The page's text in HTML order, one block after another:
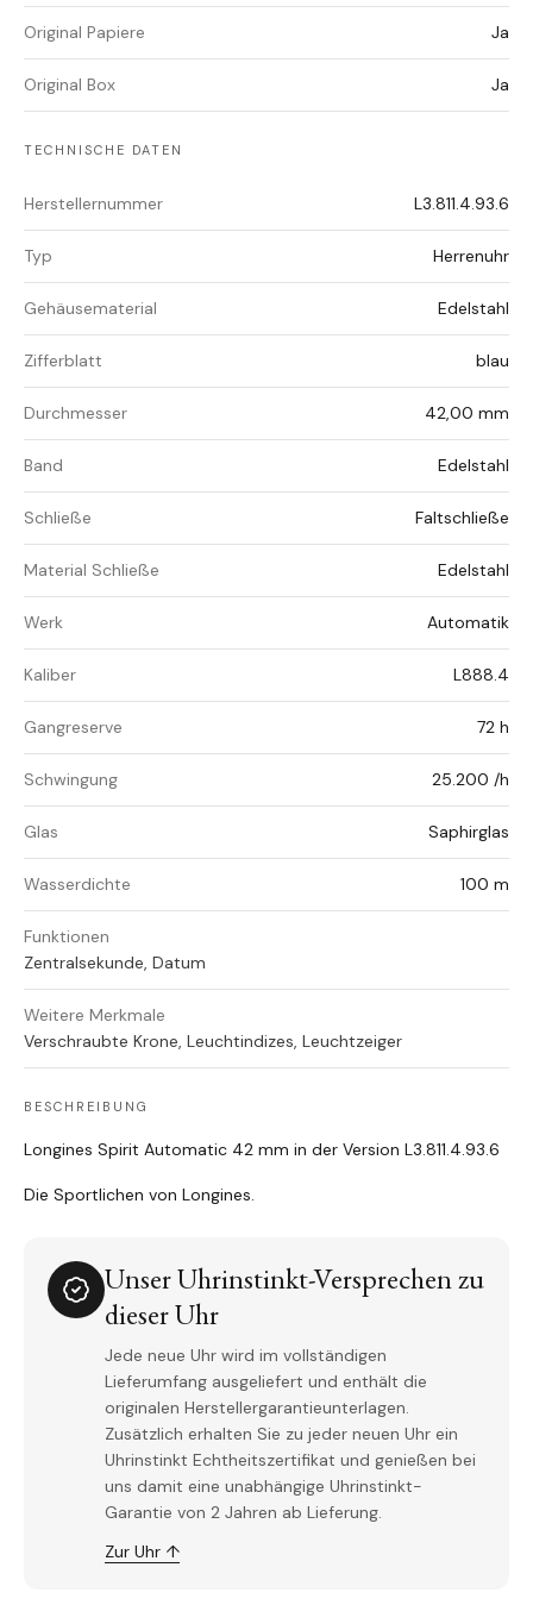
Original Papiere Ja
Original Box Ja
TECHNISCHE DATEN
Herstellernummer L3.811.4.93.6
Typ Herrenuhr
Gehäusematerial Edelstahl
Zifferblatt blau
Durchmesser 42,00 mm
Band Edelstahl
Schließe Faltschließe
Material Schließe Edelstahl
Werk Automatik
Kaliber L888.4
Gangreserve 72 h
Schwingung 25.200 /h
Glas Saphirglas
Wasserdichte 100 m
Funktionen
Zentralsekunde, Datum
Weitere Merkmale
Verschraubte Krone, Leuchtindizes, Leuchtzeiger
BESCHREIBUNG
Longines Spirit Automatic 42 mm in der Version L3.811.4.93.6
Die Sportlichen von Longines.
Unser Uhrinstinkt-Versprechen zu
dieser Uhr
Jede neue Uhr wird im vollständigen
Lieferumfang ausgeliefert und enthält die
originalen Herstellergarantieunterlagen.
Zusätzlich erhalten Sie zu jeder neuen Uhr ein
Uhrinstinkt Echtheitszertifikat und genießen bei
uns damit eine unabhängige Uhrinstinkt-
Garantie von 2 Jahren ab Lieferung.
Zur Uhr ↑